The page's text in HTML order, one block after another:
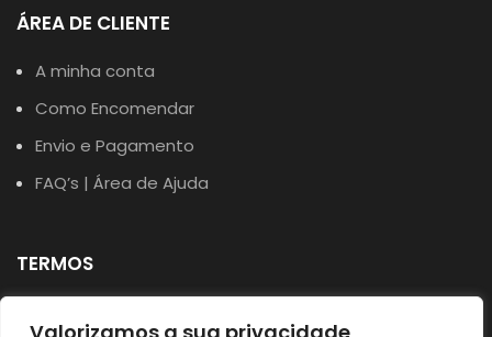
ÁREA DE CLIENTE
A minha conta
Como Encomendar
Envio e Pagamento
FAQ’s | Área de Ajuda
TERMOS